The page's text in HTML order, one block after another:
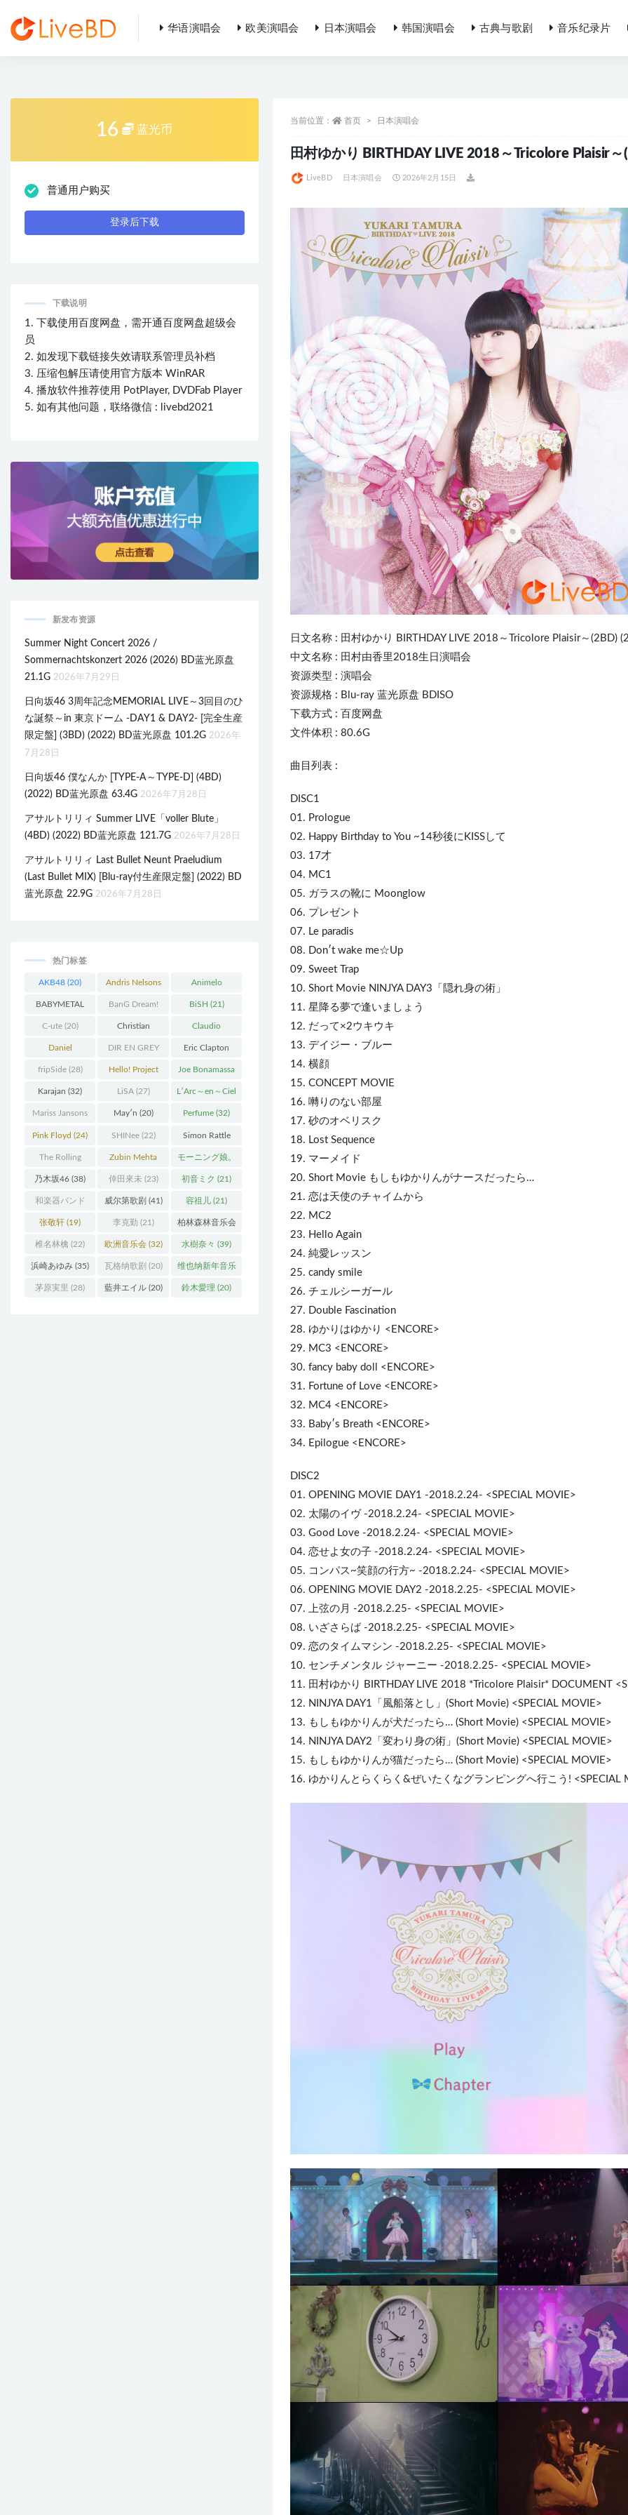
华语演唱会 欧美演唱会 日本演唱会 韩国演唱会 古典与歌剧 音乐纪录片
当前位置： 首页 日本演唱会
田村ゆかり BIRTHDAY LIVE 2018～Tricolore Plaisir
LiveBD 日本演唱会 2026年2月15日
日文名称 : 田村ゆかり BIRTHDAY LIVE 2018～Tricolore Plaisir～(2BD)
中文名称 : 田村由香里2018生日演唱会
资源类型 : 演唱会
资源规格 : Blu-ray 蓝光原盘 BDISO
下载方式 : 百度网盘
文件体积 : 80.6G
曲目列表 :
DISC1
01. Prologue
02. Happy Birthday to You ~14秒後に KISSして
03. 17才
04. MC1
05. ガラスの靴に Moonglow
06. プレゼント
07. Le paradis
08. Don′t wake me☆Up
09. Sweet Trap
10. Short Movie NINJYA DAY3「隠れ身の術」
11. 星降る夢で逢いましょう
12. だって×2ウキウキ
13. デイジー・ブルー
14. 横顔
15. CONCEPT MOVIE
16. 囀りのない部屋
17. 砂のオベリスク
18. Lost Sequence
19. マーメイド
20. Short Movie もしもゆかりんがナースだったら…
21. 恋は天使のチャイムから
22. MC2
23. Hello Again
24. 純愛レッスン
25. candy smile
26. チェルシーガール
27. Double Fascination
28. ゆかりはゆかり <ENCORE>
29. MC3 <ENCORE>
30. fancy baby doll <ENCORE>
31. Fortune of Love <ENCORE>
32. MC4 <ENCORE>
33. Baby′s Breath <ENCORE>
34. Epilogue <ENCORE>
DISC2
01. OPENING MOVIE DAY1 -2018.2.24- <SPECIAL MOVIE>
02. 太陽のイヴ -2018.2.24- <SPECIAL MOVIE>
03. Good Love -2018.2.24- <SPECIAL MOVIE>
04. 恋せよ女の子 -2018.2.24- <SPECIAL MOVIE>
05. コンパス~笑顔の行方~ -2018.2.24- <SPECIAL MOVIE>
06. OPENING MOVIE DAY2 -2018.2.25- <SPECIAL MOVIE>
07. 上弦の月 -2018.2.25- <SPECIAL MOVIE>
08. いざさらば -2018.2.25- <SPECIAL MOVIE>
09. 恋のタイムマシン -2018.2.25- <SPECIAL MOVIE>
10. センチメンタル ジャーニー -2018.2.25- <SPECIAL MOVIE>
11. 田村ゆかり BIRTHDAY LIVE 2018 *Tricolore Plaisir* DOCUMENT
12. NINJYA DAY1「風船落とし」(Short Movie) <SPECIAL MOVIE>
13. もしもゆかりんが犬だったら… (Short Movie) <SPECIAL MOVIE>
14. NINJYA DAY2「変わり身の術」(Short Movie) <SPECIAL MOVIE>
15. もしもゆかりんが猫だったら… (Short Movie) <SPECIAL MOVIE>
16. ゆかりんとらくらく&ぜいたくなグランピングへ行こう! <SPECIAL
16 蓝光币
普通用户购买
登录后下载
下载说明
1. 下载使用百度网盘，需开通百度网盘超级会
员
2. 如发现下载链接失效请联系管理员补档
3. 压缩包解压请使用官方版本 WinRAR
4. 播放软件推荐使用 PotPlayer, DVDFab Player
5. 如有其他问题，联络微信 : livebd2021
新发布资源
Summer Night Concert 2026 /
Sommernachtskonzert 2026 (2026) BD蓝光原盘
21.1G 2026年7月29日
日向坂46 3周年記念MEMORIAL LIVE～3回目のひ
な誕祭～in 東京ドーム -DAY1 & DAY2- [完全生産
限定盤] (3BD) (2022) BD蓝光原盘 101.2G 2026年
7月28日
日向坂46 僕なんか [TYPE-A～TYPE-D] (4BD)
(2022) BD蓝光原盘 63.4G 2026年7月28日
アサルトリリィ Summer LIVE「voller Blute」
(4BD) (2022) BD蓝光原盘 121.7G 2026年7月28日
アサルトリリィ Last Bullet Neunt Praeludium
(Last Bullet MIX) [Blu-ray付生産限定盤] (2022) BD
蓝光原盘 22.9G 2026年7月28日
热门标签
AKB48 (20) Andris Nelsons
(22)
Animelo
Summer Live
(34)
BABYMETAL
(22)
BanG Dream!
(48)
BiSH (21)
C-ute(20) Christian
Thielemann(36)
Claudio
Abbado(25)
Daniel
Barenboim(37)
DIR EN GREY
(27)
Eric Clapton
(27)
fripSide(28) Hello! Project
(58)
Joe Bonamassa
(20)
Karajan (32) LiSA(27) L′Arc～en～Ciel
(41)
Mariss Jansons
(25)
May′n (20) Perfume (32)
Pink Floyd (24) SHINee(22) Simon Rattle
(43)
The Rolling
Stones(30)
Zubin Mehta
(19)
モーニング娘。
(27)
乃木坂46 (38) 倖田來未 (23) 初音ミク (21)
和楽器バンド
(25)
威尔第歌剧 (41) 容祖儿 (21)
张敬轩 (19) 李克勤 (21) 柏林森林音乐会
(22)
椎名林檎 (22) 欧洲音乐会(32) 水樹奈々 (39)
浜崎あゆみ (35) 瓦格纳歌剧 (20) 维也纳新年音乐
会(19)
茅原実里 (28) 藍井エイル(20) 鈴木愛理 (20)